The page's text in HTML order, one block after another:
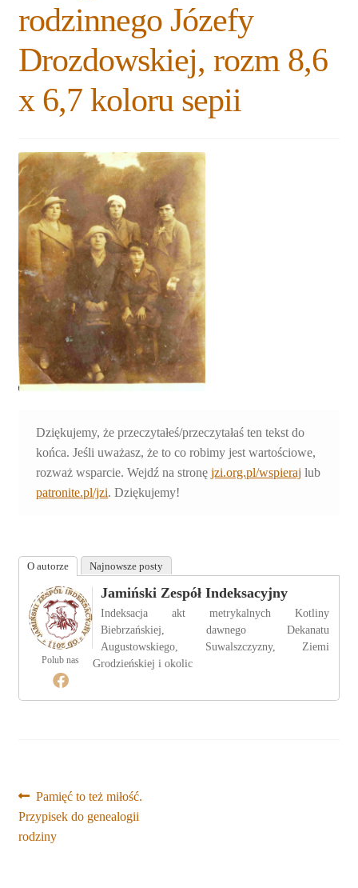
Plan na lata 2020-2021
O nas
Rozwiń
menu
Stowarzyszenie
Sklep
Pomoce
rodzinnego Józefy
Drozdowskiej, rozm 8,6
x 6,7 koloru sepii
Dziękujemy, że przeczytałeś/przeczytałaś ten tekst do
końca. Jeśli uważasz, że to co robimy jest wartościowe,
rozważ wsparcie. Wejdź na stronęjzi.org.pl/wspieraj lub
patronite.pl/jzi. Dziękujemy!
O autorze Najnowsze posty
Polub nas
Jamiński Zespół Indeksacyjny
Indeksacja akt metrykalnych Kotliny
Biebrzańskiej, dawnego Dekanatu
Augustowskiego, Suwalszczyzny, Ziemi
Grodzieńskiej i okolic
Nawigacja
wpisu
Poprzedni
wpis:
Pamięć to też miłość.
Przypisek do genealogii
rodziny